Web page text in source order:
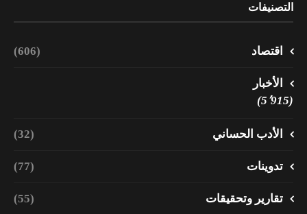
التصنيفات
اقتصاد (606)
الأخبار
(5٬915)
الأدب الحساني (32)
تدوينات (77)
تقارير وتحقيقات (55)